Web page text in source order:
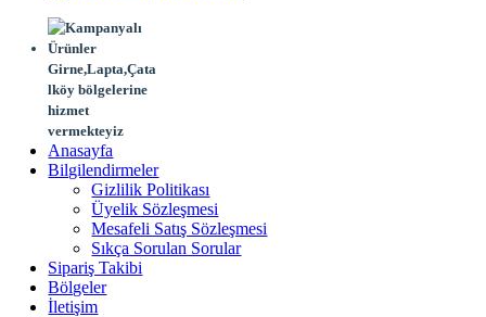
Girne,Lapta,Çata
lköy bölgelerine
hizmet
vermekteyiz
Anasayfa
Bilgilendirmeler
Gizlilik Politikası
Üyelik Sözleşmesi
Mesafeli Satış Sözleşmesi
Sıkça Sorulan Sorular
Sipariş Takibi
Bölgeler
İletişim